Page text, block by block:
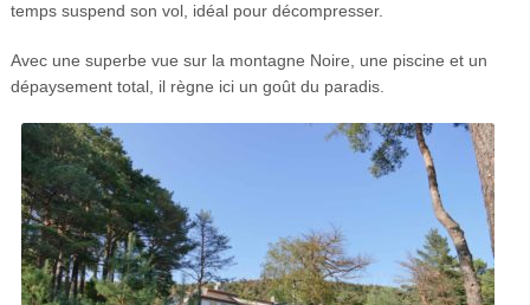
temps suspend son vol, idéal pour décompresser.
Avec une superbe vue sur la montagne Noire, une piscine et un
dépaysement total, il règne ici un goût du paradis.